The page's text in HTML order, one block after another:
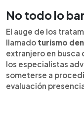
No todo lo
El auge de los
llamado turismo
extranjero en busca
los especialistas
someterse a
evaluación